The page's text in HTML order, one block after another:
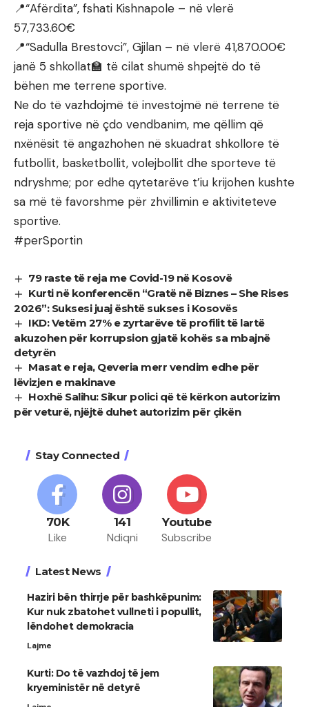
📍“Afërdita”, fshati Kishnapole – në vlerë
57,733.60€
📍“Sadulla Brestovci”, Gjilan – në vlerë 41,870.00€
janë 5 shkollat🏫 të cilat shumë shpejtë do të
bëhen me terrene sportive.
Ne do të vazhdojmë të investojmë në terrene të
reja sportive në çdo vendbanim, me qëllim që
nxënësit të angazhohen në skuadrat shkollore të
futbollit, basketbollit, volejbollit dhe sporteve të
ndryshme; por edhe qytetarëve t’iu krijohen kushte
sa më të favorshme për zhvillimin e aktiviteteve
sportive.
#perSportin
79 raste të reja me Covid-19 në Kosovë
Kurti në konferencën “Gratë në Biznes – She Rises
2026”: Suksesi juaj është sukses i Kosovës
IKD: Vetëm 27% e zyrtarëve të profilit të lartë
akuzohen për korrupsion gjatë kohës sa mbajnë
detyrën
Masat e reja, Qeveria merr vendim edhe për
lëvizjen e makinave
Hoxhë Salihu: Sikur polici që të kërkon autorizim
për veturë, njëjtë duhet autorizim për çikën
Stay Connected
70K
Like
141
Ndiqni
Youtube
Subscribe
Latest News
Haziri bën thirrje për bashkëpunim:
Kur nuk zbatohet vullneti i popullit,
lëndohet demokracia
Lajme
Kurti: Do të vazhdoj të jem
kryeministër në detyrë